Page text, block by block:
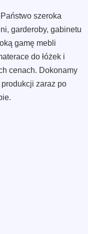
szeroka
garderoby, gabinetu
gamę mebli
do łóżek i
cenach. Dokonamy
zaraz po